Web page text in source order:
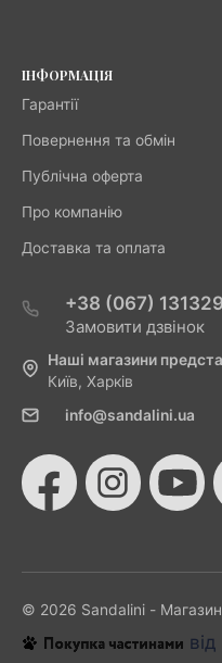
ІНФОРМАЦІЯ
Гарантії
Повернення та обмін
Публічна оферта
Про компанію
Доставка та оплата
+38 (067)
Замовити дзвінок
Наші магазини
Київ, Харків
info@sandalini.ua
© 2026 Sandalini - Магазин